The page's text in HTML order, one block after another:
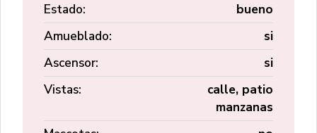
Estado:
bueno
Amueblado:
si
Ascensor:
si
Vistas:
calle, patio
manzanas